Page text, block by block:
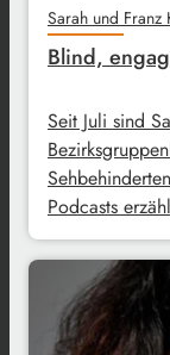
Sarah und Franz
Blind,
Seit Juli sind
Podcasts